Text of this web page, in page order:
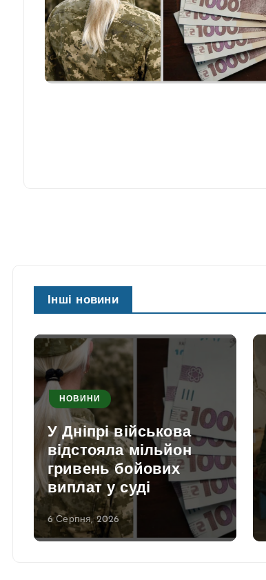
Інші новини
НОВИНИ
У Дніпрі військова
відстояла мільйон
гривень бойових
виплат у суді
6 Серпня, 2026